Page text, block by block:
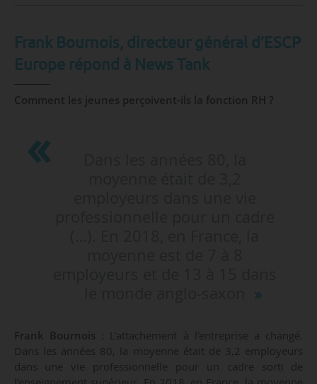
Frank Bournois, directeurgénéral d’ESCP
Europe répond à News Tank
Comment les jeunes perçoivent-ils la fonction RH ?
Frank Bournois :
L’attachement à l’entreprise a changé.
Dans les années 80, la moyenne était de 3,2 employeurs
dans une vie professionnelle pour un cadre sorti de